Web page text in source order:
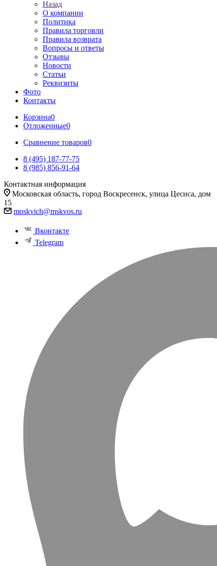
Назад
О компании
Политика
Правила торговли
Правила возврата
Вопросы и ответы
Отзывы
Новости
Статьи
Реквизиты
Фото
Контакты
Корзина0
Отложенные0
Сравнение товаров0
8 (495) 187-77-75
8 (985) 856-91-64
Контактная информация
Московская область, город Воскресенск, улица Цесиса, дом
15
moskvich@mskvos.ru
Вконтакте
Telegram